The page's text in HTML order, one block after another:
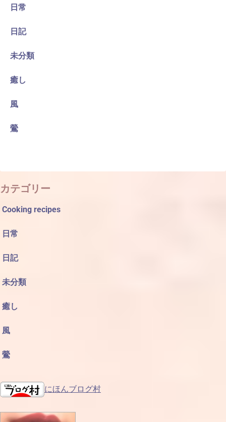
日常
日記
未分類
癒し
風
鶯
カテゴリー
Cooking recipes
日常
日記
未分類
癒し
風
鶯
にほんブログ村